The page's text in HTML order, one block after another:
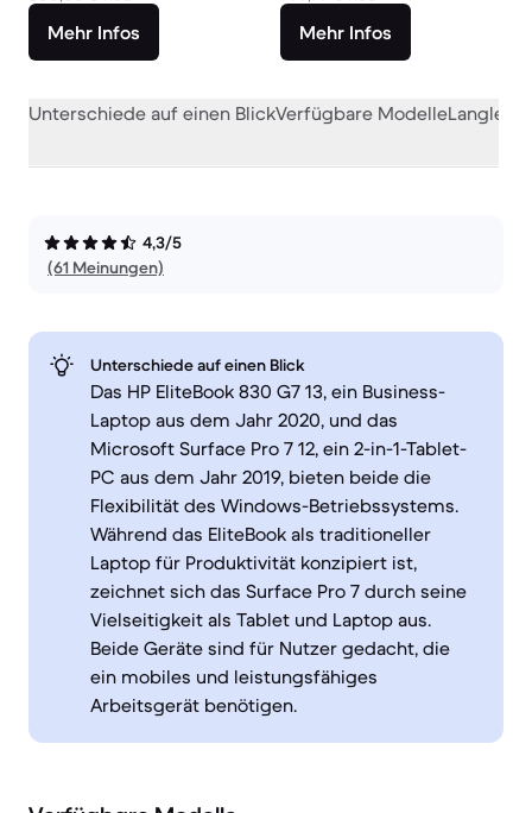
Mehr Infos Mehr Infos
Unterschiede auf einen BlickVerfügbare Modelle
4,3/5
(61 Meinungen)
Unterschiede auf einen Blick
Das HP EliteBook 830 G7 13, ein Business-
Laptop aus dem Jahr 2020, und das
Microsoft Surface Pro 7 12, ein 2-in-1-Tablet-
PC aus dem Jahr 2019, bieten beide die
Flexibilität des Windows-Betriebssystems.
Während das EliteBook als traditioneller
Laptop für Produktivität konzipiert ist,
zeichnet sich das Surface Pro 7 durch seine
Vielseitigkeit als Tablet und Laptop aus.
Beide Geräte sind für Nutzer gedacht, die
ein mobiles und leistungsfähiges
Arbeitsgerät benötigen.